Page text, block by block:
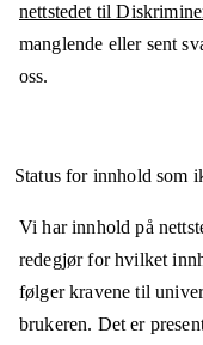
nettstedet til
manglende eller sent
oss.
Status for innhold som
Vi har innhold på
redegjør for hvilket
følger kravene til
brukeren. Det er